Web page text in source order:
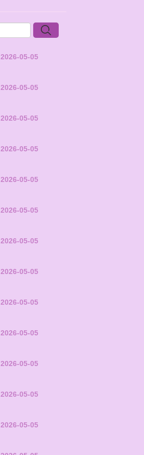
2026-05-05
2026-05-05
2026-05-05
2026-05-05
2026-05-05
2026-05-05
2026-05-05
2026-05-05
2026-05-05
2026-05-05
2026-05-05
2026-05-05
2026-05-05